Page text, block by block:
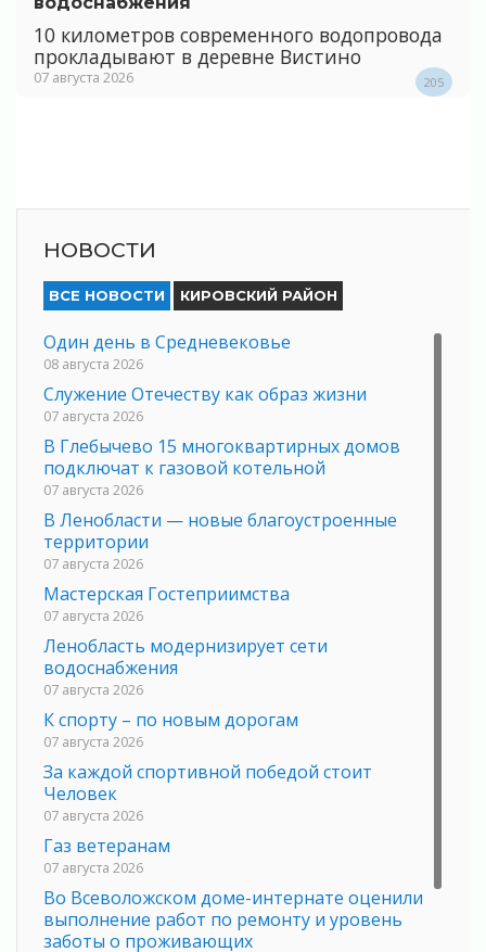
10 километров современного водопровода
прокладывают в деревне Вистино
07 августа 2026 205
НОВОСТИ
ВСЕ НОВОСТИ КИРОВСКИЙ РАЙОН
Один день в Средневековье
08 августа 2026
Служение Отечеству как образ жизни
07 августа 2026
В Глебычево 15 многоквартирных домов
подключат к газовой котельной
07 августа 2026
В Ленобласти — новые благоустроенные
территории
07 августа 2026
Мастерская Гостеприимства
07 августа 2026
Ленобласть модернизирует сети
водоснабжения
07 августа 2026
К спорту – по новым дорогам
07 августа 2026
За каждой спортивной победой стоит
Человек
07 августа 2026
Газ ветеранам
07 августа 2026
Во Всеволожском доме-интернате оценили
выполнение работ по ремонту и уровень
заботы о проживающих